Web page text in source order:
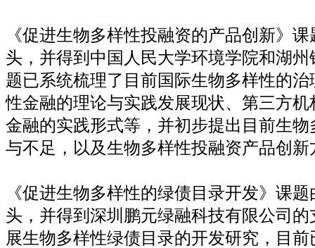
《促进生物多样性投融资的产品创新》
头，并得到中国人民大学环境学院和湖
题已系统梳理了目前国际生物多样性的
性金融的理论与实践发展现状、第三方
金融的实践形式等，并初步提出目前生
与不足，以及生物多样性投融资产品创新
《促进生物多样性的绿债目录开发》课
头，并得到深圳鹏元绿融科技有限公司
展生物多样性绿债目录的开发研究，目